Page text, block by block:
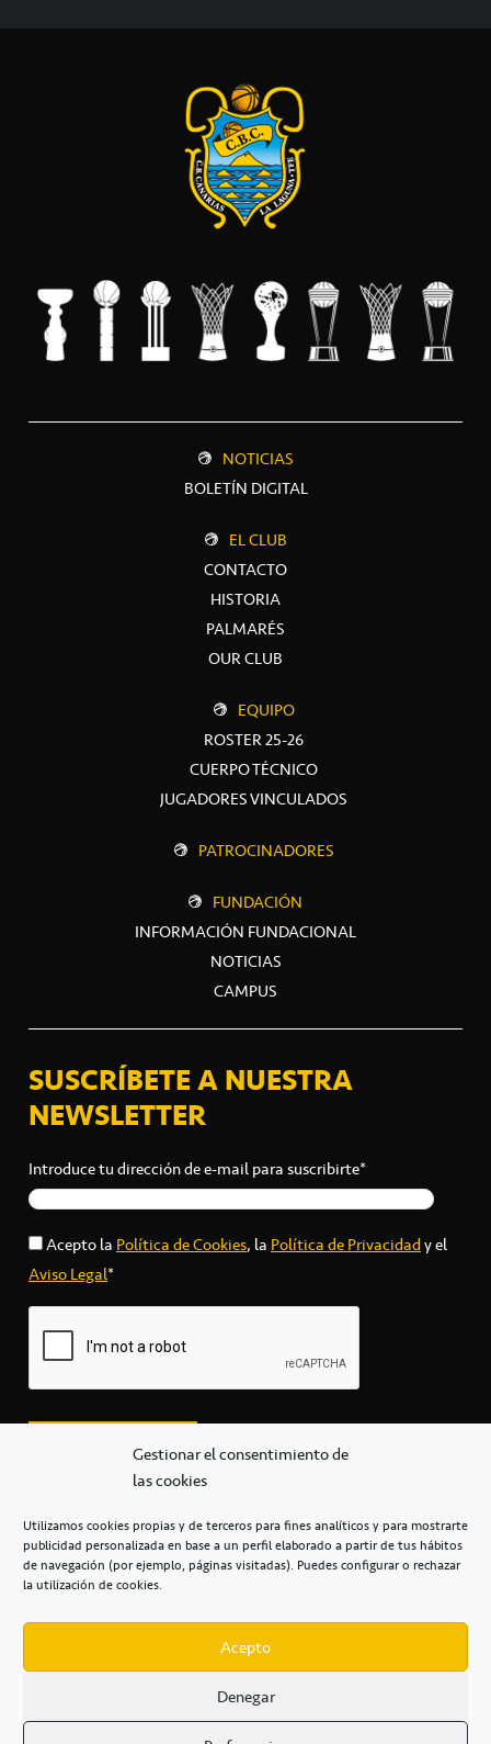
Gestionar el consentimiento de
las cookies
Utilizamos cookies propias y de terceros para fines analíticos y para mostrarte
publicidad personalizada en base a un perfil elaborado a partir de tus hábitos
de navegación (por ejemplo, páginas visitadas). Puedes configurar o rechazar
la utilización de cookies.
Acepto
Denegar
NOTICIAS
BOLETÍN DIGITAL
EL CLUB
CONTACTO
HISTORIA
PALMARÉS
OUR CLUB
EQUIPO
ROSTER 25-26
CUERPO TÉCNICO
JUGADORES VINCULADOS
PATROCINADORES
FUNDACIÓN
INFORMACIÓN FUNDACIONAL
NOTICIAS
CAMPUS
SUSCRÍBETE A NUESTRA
NEWSLETTER
Introduce tu dirección de e-mail para suscribirte*
Acepto laPolítica de Cookies, laPolítica de Privacidady el
Aviso Legal*
secretaria@cbcanarias.es
+34 922 253 684
Casa del Deporte / 38108 – La Laguna
POLÍTICA DE PRIVACIDAD / POLÍTICA DE COOKIES /